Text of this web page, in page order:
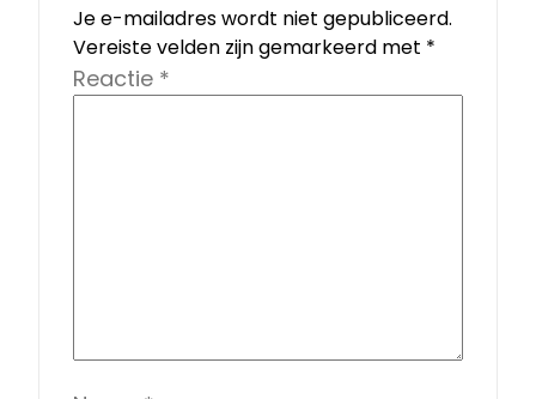
Je e-mailadres wordt niet gepubliceerd.
Vereiste velden zijn gemarkeerd met *
Reactie *